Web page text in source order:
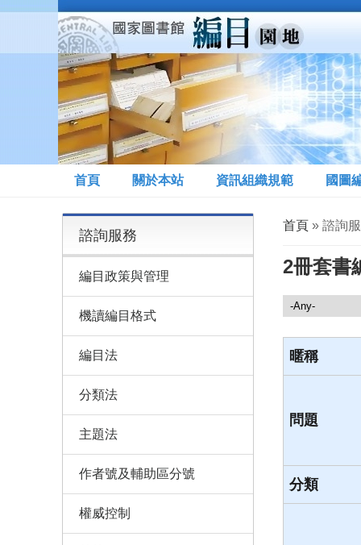
移至主內容
首頁 關於本站 資訊組織規範 國圖
您在這裡
首頁» 諮詢
2冊套書
諮詢服務
暱稱
問題
分類
諮詢服務
編目政策與管理
機讀編目格式
編目法
分類法
主題法
作者號及輔助區分號
權威控制